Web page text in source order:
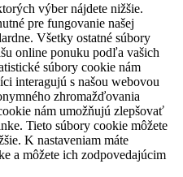
výber nájdete nižšie.
pre fungovanie našej
Všetky ostatné súbory
online ponuku podľa vašich
súbory cookie nám
interagujú s našou webovou
zhromažďovania
nám umožňujú zlepšovať
Tieto súbory cookie môžete
K nastaveniam máte
a môžete ich zodpovedajúcim